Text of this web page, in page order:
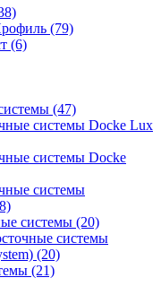
(79)
(6)
(47)
системы Docke Lux
системы Docke
системы
системы (20)
системы
(20)
(21)